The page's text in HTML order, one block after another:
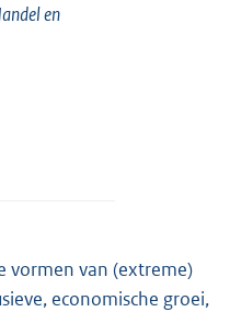
en
vormen van (extreme)
economische groei,